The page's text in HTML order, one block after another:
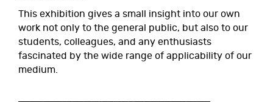
This exhibition gives a small insight into our own
work not only to the general public, but also to our
students, colleagues, and any enthusiasts
fascinated by the wide range of applicability of our
medium.